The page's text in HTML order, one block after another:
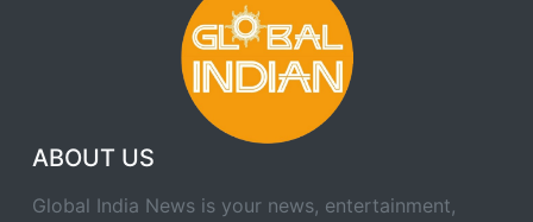
ABOUT US
Global India News is your news, entertainment,